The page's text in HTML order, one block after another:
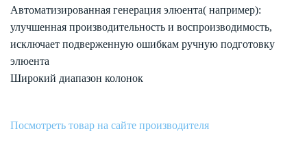
Автоматизированная генерация элюента( например):
улучшенная производительность и воспроизводимость,
исключает подверженную ошибкам ручную подготовку
элюента
Широкий диапазон колонок
Посмотреть товар на сайте производителя